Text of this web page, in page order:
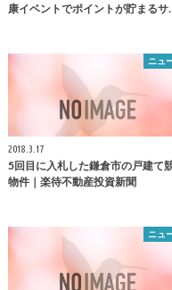
康イベントでポイントが貯まる
ニュ
2018.3.17
5回目に入札した鎌倉市の戸建て
物件｜楽待不動産投資新聞
ニュ